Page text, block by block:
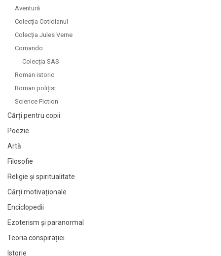
Aventură
Colecția Cotidianul
Colecția Jules Verne
Comando
Colecția SAS
Roman istoric
Roman polițist
Science Fiction
Cărți pentru copii
Poezie
Artă
Filosofie
Religie și spiritualitate
Cărți motivaționale
Enciclopedii
Ezoterism și paranormal
Teoria conspirației
Istorie